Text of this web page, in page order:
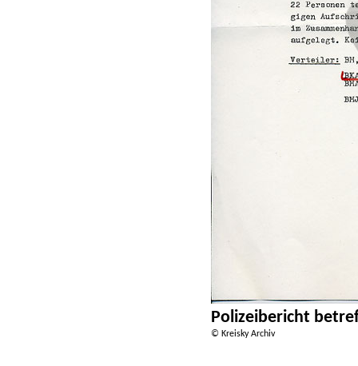
Polizeibericht
© Kreisky Archiv